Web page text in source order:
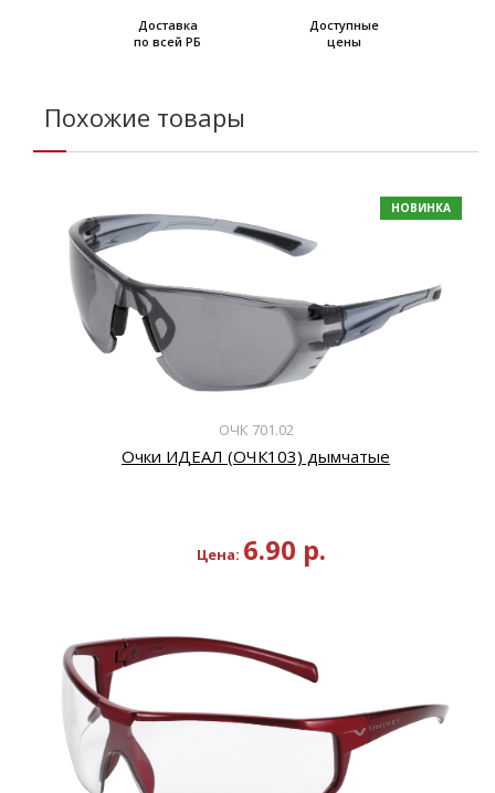
Доставка
по всей РБ
Доступные
цены
Похожие товары
ОЧК 701.02
Очки ИДЕАЛ (ОЧК103) дымчатые
Цена: 6.90 р.
НОВИНКА